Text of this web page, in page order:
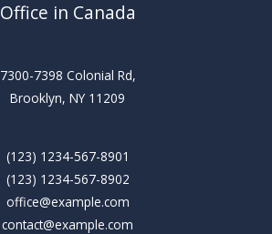
Office in Canada
7300-7398 Colonial Rd,
Brooklyn, NY 11209
(123) 1234-567-8901
(123) 1234-567-8902
office@example.com
contact@example.com